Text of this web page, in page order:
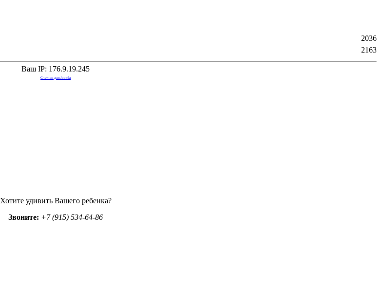
2036
2163
Ваш IP: 176.9.19.245
Счетчик для Joomla
Хотите удивить Вашего ребенка?
Звоните: +7 (915) 534-64-86